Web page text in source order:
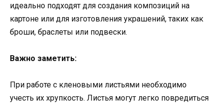
идеально подходят для создания композиций на
картоне или для изготовления украшений, таких как
броши, браслеты или подвески.
Важно заметить:
При работе с кленовыми листьями необходимо
учесть их хрупкость. Листья могут легко повредиться